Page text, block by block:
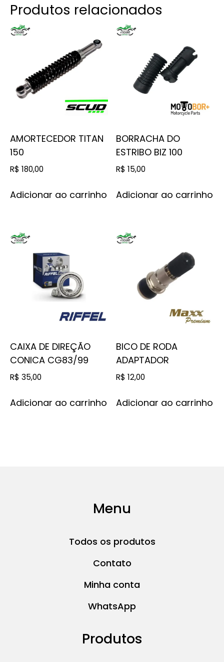
Produtos relacionados
AMORTECEDOR TITAN
150
R$ 180,00
Adicionar ao carrinho
BORRACHA DO
ESTRIBO BIZ 100
R$ 15,00
Adicionar ao carrinho
CAIXA DE DIREÇÃO
CONICA CG83/99
R$ 35,00
Adicionar ao carrinho
BICO DE RODA
ADAPTADOR
R$ 12,00
Adicionar ao carrinho
Menu
Todos os produtos
Contato
Minha conta
WhatsApp
Produtos